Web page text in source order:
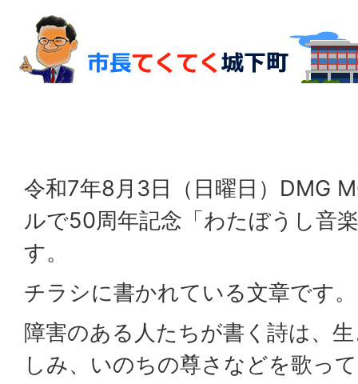
令和7年8月3日（日曜日）DMG
ルで50周年記念「わたぼうし音
す。
チラシに書かれている文章です。
障害のある人たちが書く詩は、
しみ、いのちの尊さなどを歌っ